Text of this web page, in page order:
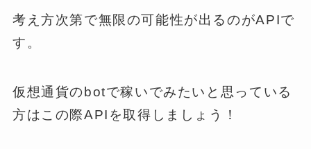
考え方次第で無限の可能性が出るのがAPIで
す。
仮想通貨のbotで稼いでみたいと思っている
方はこの際APIを取得しましょう！